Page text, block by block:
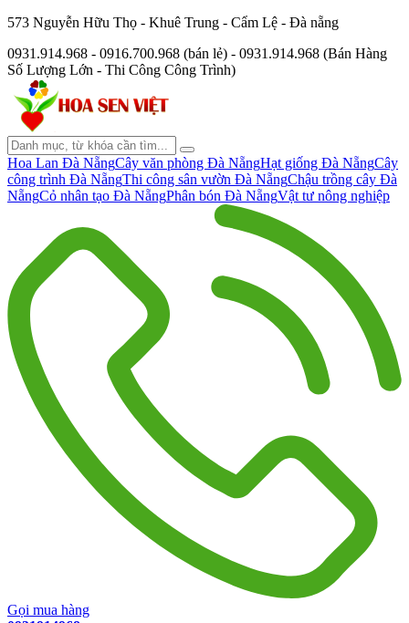
573 Nguyễn Hữu Thọ - Khuê Trung - Cẩm Lệ - Đà nẵng
0931.914.968 - 0916.700.968 (bán lẻ) - 0931.914.968 (Bán Hàng
Số Lượng Lớn - Thi Công Công Trình)
Hoa Lan Đà NẵngCây văn phòng Đà NẵngHạt giống Đà NẵngCây
công trình Đà NẵngThi công sân vườn Đà NẵngChậu trồng cây Đà
NẵngCỏ nhân tạo Đà NẵngPhân bón Đà NẵngVật tư nông nghiệp
Gọi mua hàng